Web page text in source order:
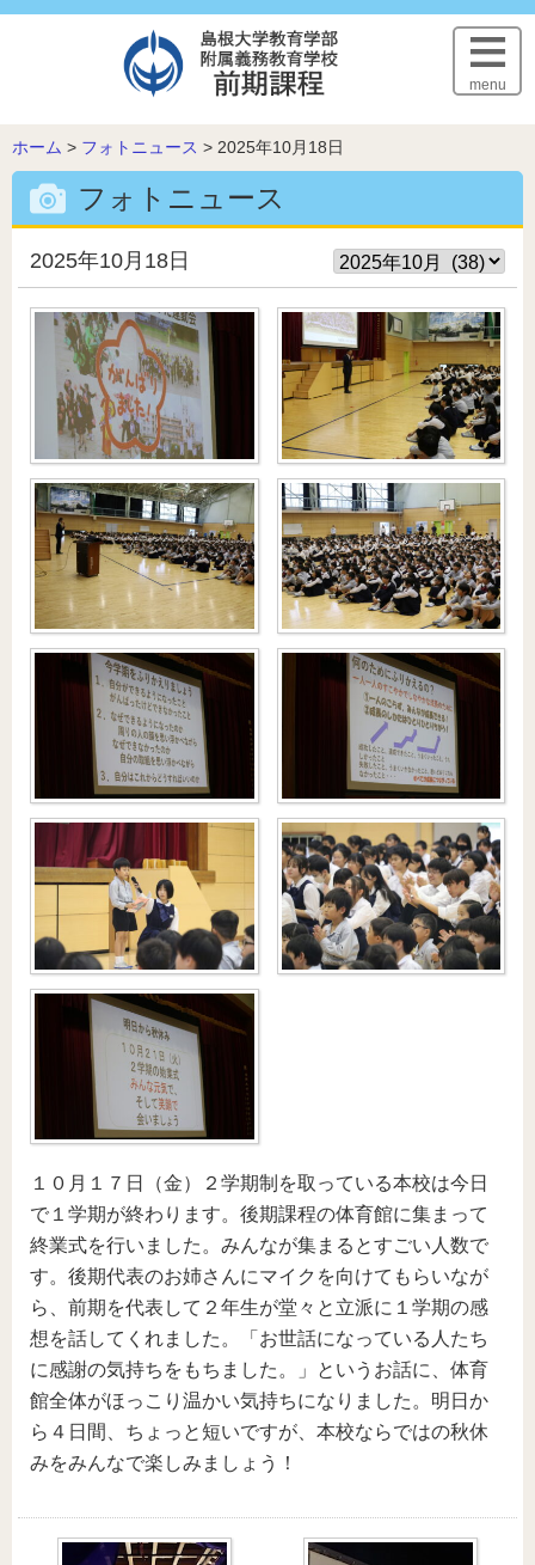
このページの本文へ
menu
こ
の
ー
ホーム > フォトニュース > 2025年10月18日
フォトニュース
2025年10月18日
１０月１７日（金）２学期制を取っている本校は今日
で１学期が終わります。後期課程の体育館に集まって
終業式を行いました。みんなが集まるとすごい人数で
す。後期代表のお姉さんにマイクを向けてもらいなが
ら、前期を代表して２年生が堂々と立派に１学期の感
想を話してくれました。「お世話になっている人たち
に感謝の気持ちをもちました。」というお話に、体育
館全体がほっこり温かい気持ちになりました。明日か
ら４日間、ちょっと短いですが、本校ならではの秋休
みをみんなで楽しみましょう！